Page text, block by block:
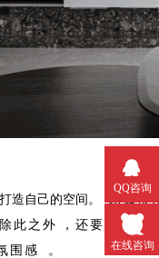
造自己的空间。
除此之外，还要注意
。
QQ咨询
在线咨询